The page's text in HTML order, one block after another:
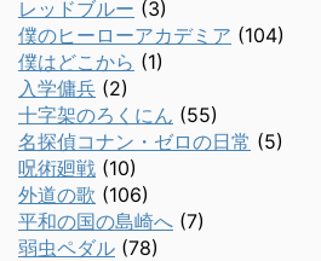
レッドブルー (3)
僕のヒーローアカデミア (104)
僕はどこから (1)
入学傭兵 (2)
十字架のろくにん (55)
名探偵コナン・ゼロの日常 (5)
呪術廻戦 (10)
外道の歌 (106)
平和の国の島崎へ (7)
弱虫ペダル (78)